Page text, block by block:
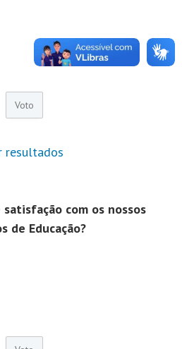
resultados
com os nossos
de Educação?